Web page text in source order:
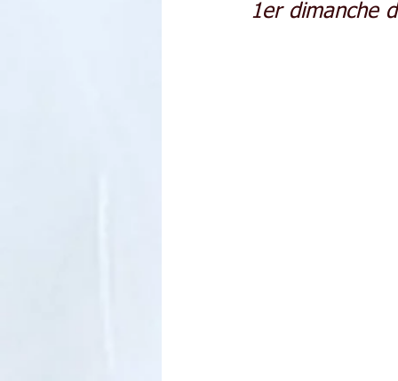
1er dimanche